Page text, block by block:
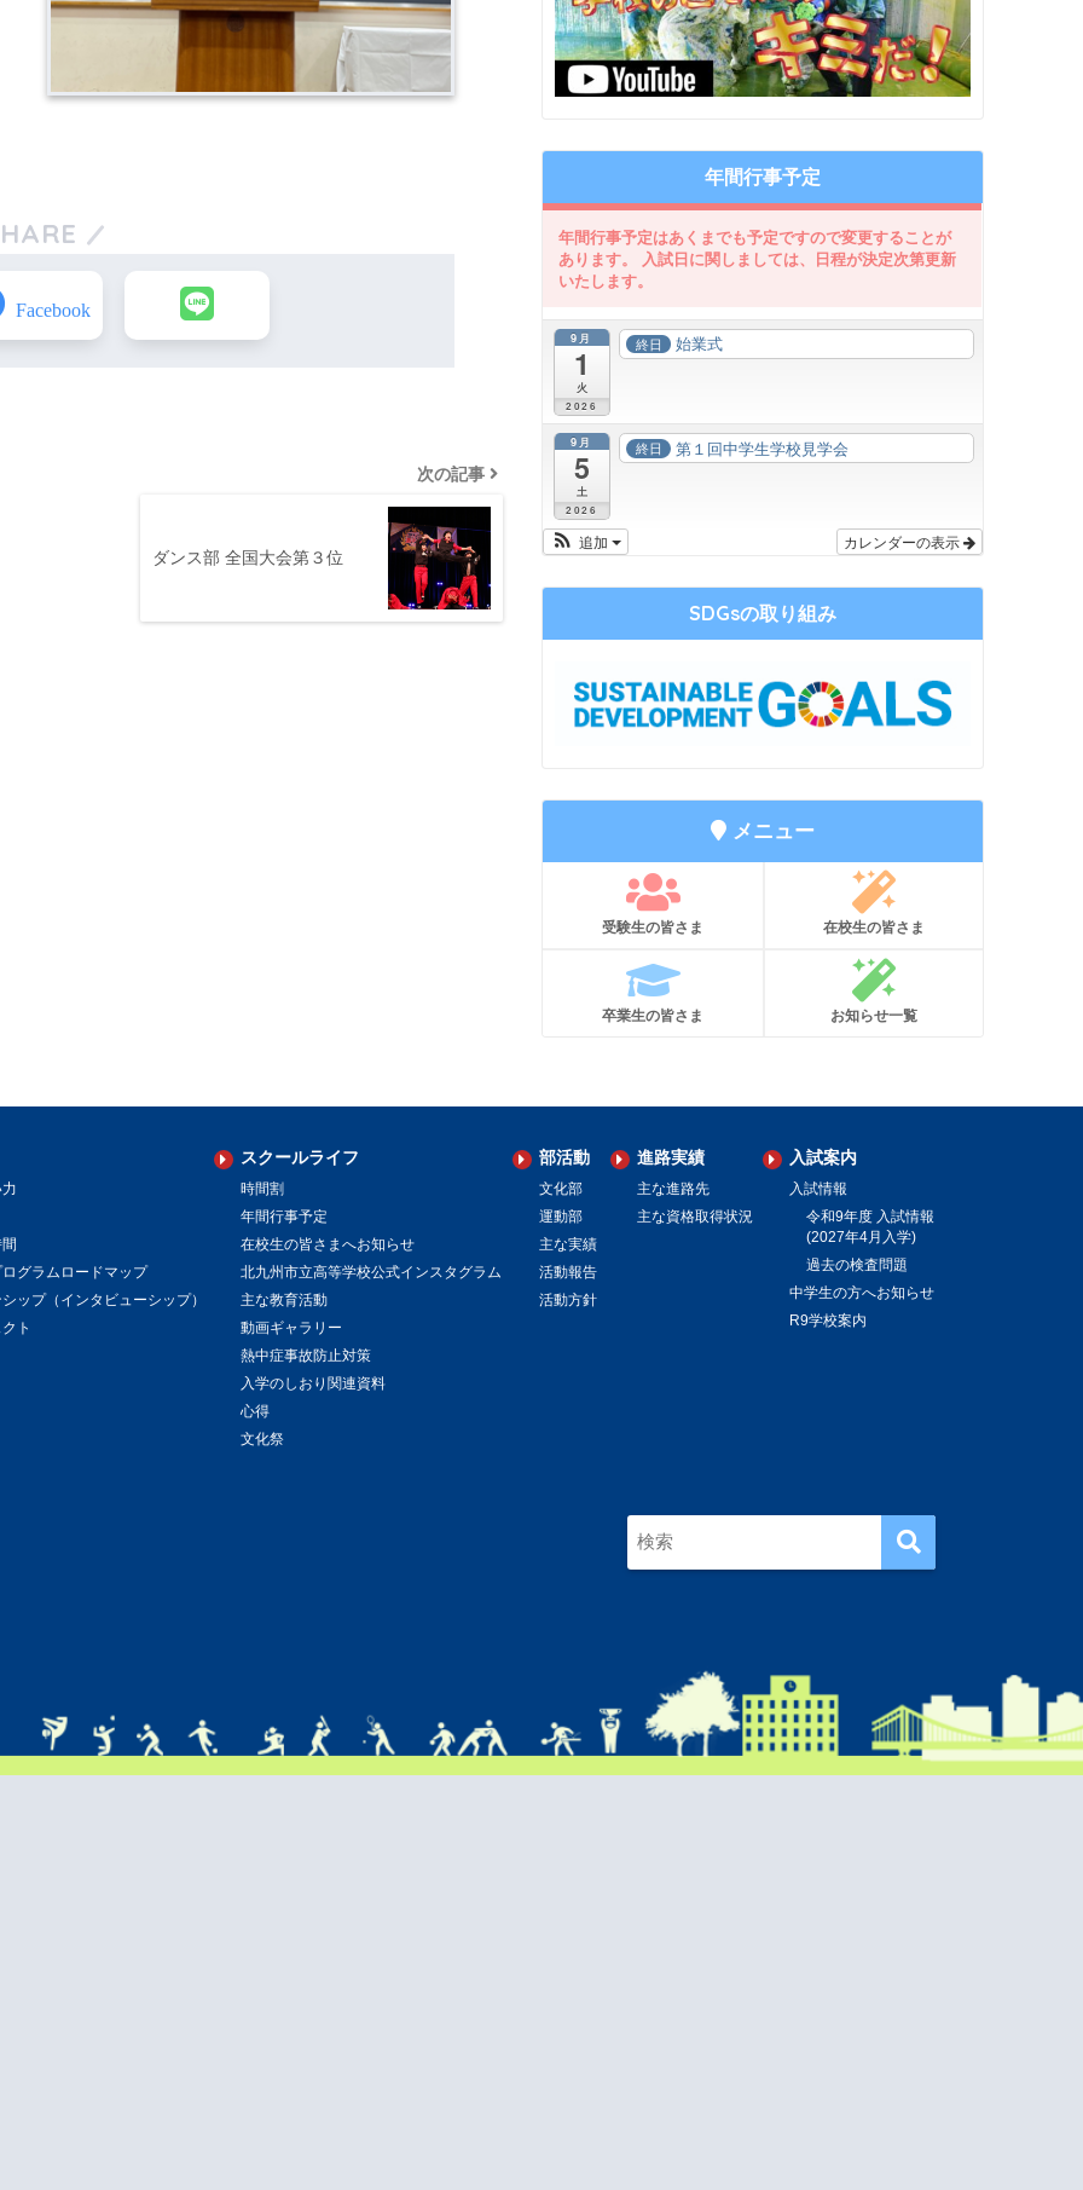
次の記事
ダンス部 全国大会第３位
年間行事予定
9月
1
火
2026
終日 始業式
9月
5
土
2026
終日 第１回中学生学校見学会
カレンダーの表示
追加
SDGsの取り組み
メニュー
受験生の皆さま 在校生の皆さま
卒業生の皆さま お知らせ一覧
グラムロードマップ
ップ（インタビューシップ）
ト
スクールライフ
時間割
年間行事予定
在校生の皆さまへお知らせ
北九州市立高等学校公式インスタグラム
主な教育活動
動画ギャラリー
熱中症事故防止対策
入学のしおり関連資料
心得
文化祭
部活動
文化部
運動部
主な実績
活動報告
活動方針
進路実績
主な進路先
主な資格取得状況
入試案内
入試情報
令和9年度 入試情報
(2027年4月入学)
過去の検査問題
中学生の方へお知らせ
R9学校案内